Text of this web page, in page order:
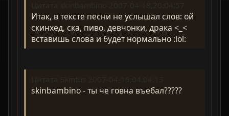
Итак, в тексте песни не услышал слов: ой
скинхед, ска, пиво, девчонки, драка <_<
вставишь слова и будет нормально :lol:
skinbambino - ты че говна въебал?????